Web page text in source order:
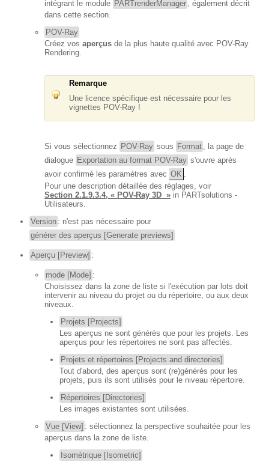
intégrant le module PARTrenderManager , également décrit
dans cette section.
POV-Ray
Créez vos aperçus de la plus haute qualité avec POV-Ray
Rendering.
Remarque
Une licence spécifique est nécessaire pour les
vignettes POV-Ray !
Si vous sélectionnez POV-Ray sous Format , la page de
dialogue Exportation au format POV-Ray s'ouvre après
avoir confirmé les paramètres avec OK .
Pour une description détaillée des réglages, voir
Section 2.1.9.3.4, « POV-Ray 3D » in PARTsolutions -
Utilisateurs.
Version : n'est pas nécessaire pour
générer des aperçus [Generate previews]
Aperçu [Preview] :
mode [Mode] :
Choisissez dans la zone de liste si l'exécution par lots doit
intervenir au niveau du projet ou du répertoire, ou aux deux
niveaux.
Projets [Projects]
Les aperçus ne sont générés que pour les projets. Les
aperçus pour les répertoires ne sont pas affectés.
Projets et répertoires [Projects and directories]
Tout d'abord, des aperçus sont (re)générés pour les
projets, puis ils sont utilisés pour le niveau répertoire.
Répertoires [Directories]
Les images existantes sont utilisées.
Vue [View] : sélectionnez la perspective souhaitée pour les
aperçus dans la zone de liste.
Isométrique [Isometric]